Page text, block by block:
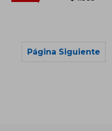
Página Siguiente